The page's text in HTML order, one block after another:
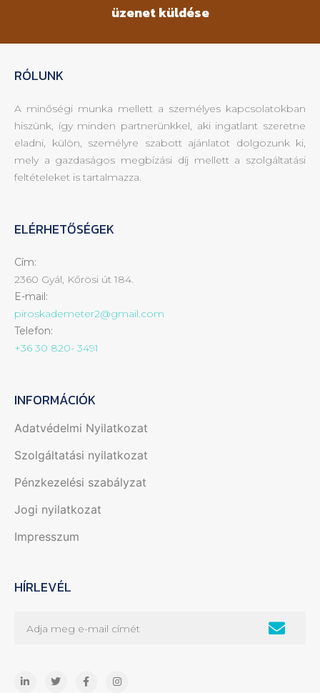
üzenet küldése
RÓLUNK
A minőségi munka mellett a személyes kapcsolatokban
hiszünk, így minden partnerünkkel, aki ingatlant szeretne
eladni, külön, személyre szabott ajánlatot dolgozunk ki,
mely a gazdaságos megbízási díj mellett a szolgáltatási
feltételeket is tartalmazza.
ELÉRHETŐSÉGEK
Cím:
2360 Gyál, Kőrösi út 184.
E-mail:
piroskademeter2@gmail.com
Telefon:
+36 30 820- 3491
INFORMÁCIÓK
Adatvédelmi Nyilatkozat
Szolgáltatási nyilatkozat
Pénzkezelési szabályzat
Jogi nyilatkozat
Impresszum
HÍRLEVÉL